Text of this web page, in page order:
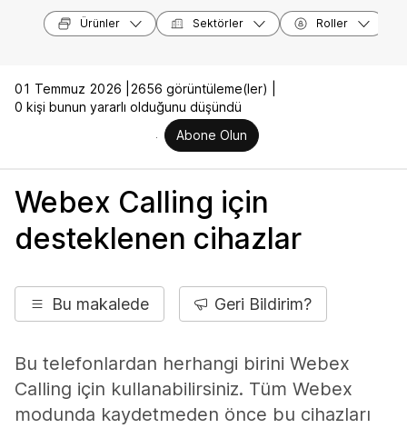
Ürünler Sektörler Roller
01 Temmuz 2026 |
2656 görüntüleme(ler) |
0 kişi bunun yararlı olduğunu düşündü
Abone Olun
Webex Calling için
desteklenen cihazlar
Bu makalede Geri Bildirim?
Bu telefonlardan herhangi birini Webex
Calling için kullanabilirsiniz. Tüm Webex
modunda kaydetmeden önce bu cihazları